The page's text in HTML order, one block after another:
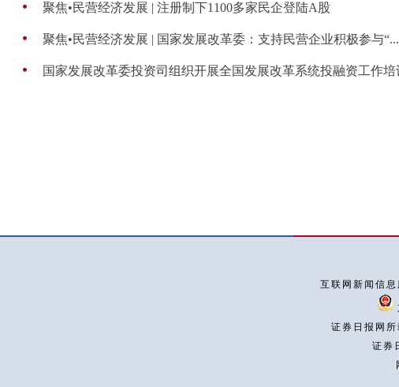
聚焦•民营经济发展 | 注册制下1100多家民企登陆A股
聚焦•民营经济发展 | 国家发展改革委：支持民营企业积极参与“...
国家发展改革委投资司组织开展全国发展改革系统投融资工作培
互联网新闻信
证券日报网
证券